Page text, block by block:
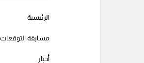
الرئيسية
مسابقة التوقعات
أخبار